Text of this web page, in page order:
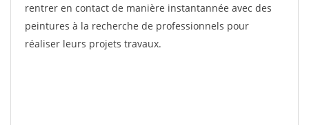
rentrer en contact de manière instantannée avec des
peintures à la recherche de professionnels pour
réaliser leurs projets travaux.